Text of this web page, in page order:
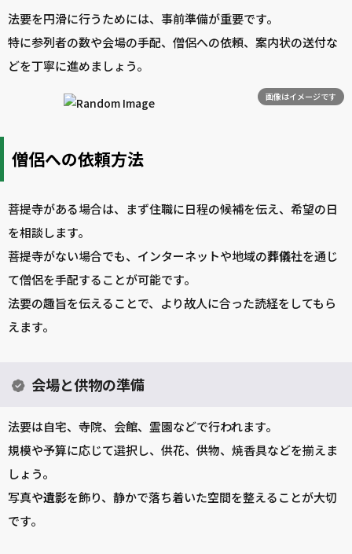
法要を円滑に行うためには、事前準備が重要です。
特に参列者の数や会場の手配、僧侶への依頼、案内状の送付な
どを丁寧に進めましょう。
画像はイメージです
僧侶への依頼方法
菩提寺がある場合は、まず住職に日程の候補を伝え、希望の日
を相談します。
菩提寺がない場合でも、インターネットや地域の葬儀社を通じ
て僧侶を手配することが可能です。
法要の趣旨を伝えることで、より故人に合った読経をしてもら
えます。
会場と供物の準備
法要は自宅、寺院、会館、霊園などで行われます。
規模や予算に応じて選択し、供花、供物、焼香具などを揃えま
しょう。
写真や遺影を飾り、静かで落ち着いた空間を整えることが大切
です。